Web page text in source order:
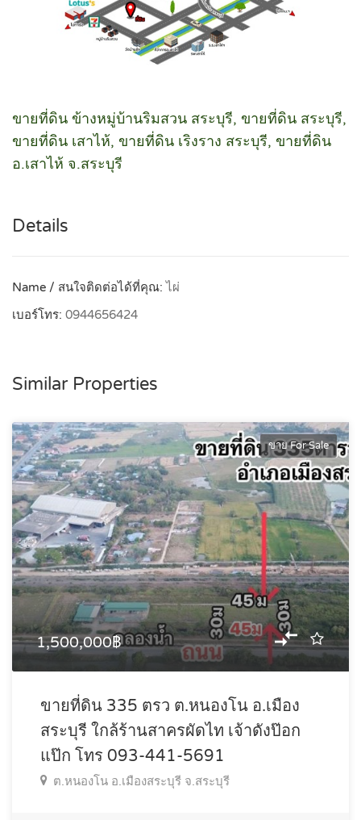
ขายที่ดิน ข้างหมู่บ้านริมสวน สระบุรี, ขายที่ดิน สระบุรี,
ขายที่ดิน เสาไห้, ขายที่ดิน เริงราง สระบุรี, ขายที่ดิน
อ.เสาไห้ จ.สระบุรี
Details
Name / สนใจติดต่อได้ที่คุณ:ไผ่
เบอร์โทร: 0944656424
Similar Properties
ขาย For Sale
1,500,000฿
ขายที่ดิน 335 ตรว ต.หนองโน อ.เมือง
สระบุรี ใกล้ร้านสาครผัดไท เจ้าดังป๊อก
แป๊ก โทร 093-441-5691
ต.หนองโน อ.เมืองสระบุรี จ.สระบุรี